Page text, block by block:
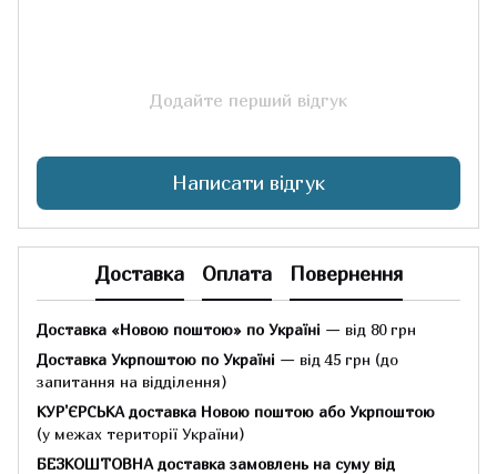
Додайте перший відгук
Написати відгук
Доставка Оплата Повернення
Доставка «Новою поштою» по Україні — від 80 грн
Доставка Укрпоштою по Україні — від 45 грн (до
запитання на відділення)
КУР'ЄРСЬКА доставка Новою поштою або Укрпоштою
(у межах території України)
БЕЗКОШТОВНА доставка замовлень на суму від